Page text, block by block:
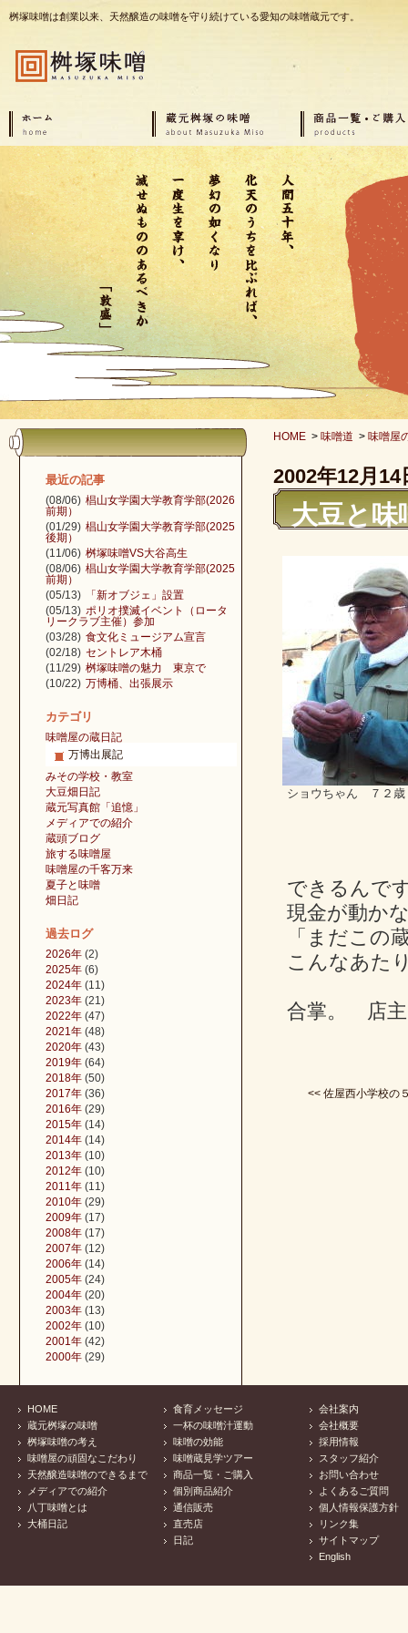
桝塚味噌は創業以来、天然醸造の味噌を守り続けている愛知の味噌蔵元です。
HOME > 味噌道 > 味噌屋
2002年12月14
大豆と味
ショウちゃん ７２歳
できるんで
現金が動か
「まだこの
こんなあた
合掌。 店主
<< 佐屋西小学校の
最近の記事
(08/06) 椙山女学園大学教育学部(2026
前期）
(01/29) 椙山女学園大学教育学部(2025
後期）
(11/06) 桝塚味噌VS大谷高生
(08/06) 椙山女学園大学教育学部(2025
前期）
(05/13)
「新オブジェ」設置
(05/13) ポリオ撲滅イベント（ロータ
リークラブ主催）参加
(03/28) 食文化ミュージアム宣言
(02/18) セントレア木桶
(11/29) 桝塚味噌の魅力 東京で
(10/22) 万博桶、出張展示
カテゴリ
味噌屋の蔵日記
万博出展記
みその学校・教室
大豆畑日記
蔵元写真館「追憶」
メディアでの紹介
蔵頭ブログ
旅する味噌屋
味噌屋の千客万来
夏子と味噌
畑日記
過去ログ
2026年 (2)
2025年 (6)
2024年 (11)
2023年 (21)
2022年 (47)
2021年 (48)
2020年 (43)
2019年 (64)
2018年 (50)
2017年 (36)
2016年 (29)
2015年 (14)
2014年 (14)
2013年 (10)
2012年 (10)
2011年 (11)
2010年 (29)
2009年 (17)
2008年 (17)
2007年 (12)
2006年 (14)
2005年 (24)
2004年 (20)
2003年 (13)
2002年 (10)
2001年 (42)
2000年 (29)
HOME
蔵元桝塚の味噌
桝塚味噌の考え
味噌屋の頑固なこだわり
天然醸造味噌のできるまで
メディアでの紹介
八丁味噌とは
大桶日記
食育メッセージ
一杯の味噌汁運動
味噌の効能
味噌蔵見学ツアー
商品一覧・ご購入
個別商品紹介
通信販売
直売店
日記
会社案内
会社概要
採用情報
スタッフ紹介
お問い合わせ
よくあるご質問
個人情報保護方針
リンク集
サイトマップ
English